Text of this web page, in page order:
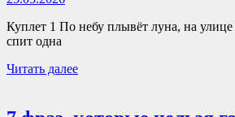
Куплет 1 По небу плывёт луна, на
спит одна
Читать далее